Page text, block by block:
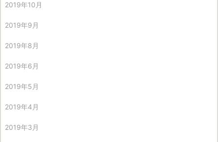
2019年10月
2019年9月
2019年8月
2019年6月
2019年5月
2019年4月
2019年3月